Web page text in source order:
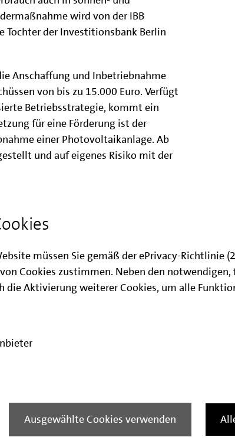
müssen Sie gemäß der ePrivacy-Richtlinie
Cookies zustimmen. Neben den
die Aktivierung weiterer Cookies, um alle
Ausgewählte Cookies verwenden
wird von der IBB
Tochter der Investitionsbank Berlin
Anschaffung und Inbetriebnahme
von bis zu 15.000 Euro. Verfügt
Betriebsstrategie, kommt ein
für eine Förderung ist der
einer Photovoltaikanlage. Ab
und auf eigenes Risiko mit der
und Berlinern möchten in Zeiten
teilhaben – gerade jetzt wo
wollen wir dazu
Photovoltaik in Berlin deutlich
Berliner Dächer bieten noch Platz für
dass die Hauptstadt vermehrt mit
die gleichzeitige Anschaffung und
in unserer Hauptstadt
der programmumsetzenden IBB
überzeugt von der neuen Förderung